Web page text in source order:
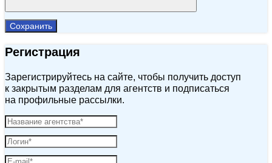
Сохранить
Регистрация
Зарегистрируйтесь на сайте, чтобы получить доступ
к закрытым разделам для агентств и подписаться
на профильные рассылки.